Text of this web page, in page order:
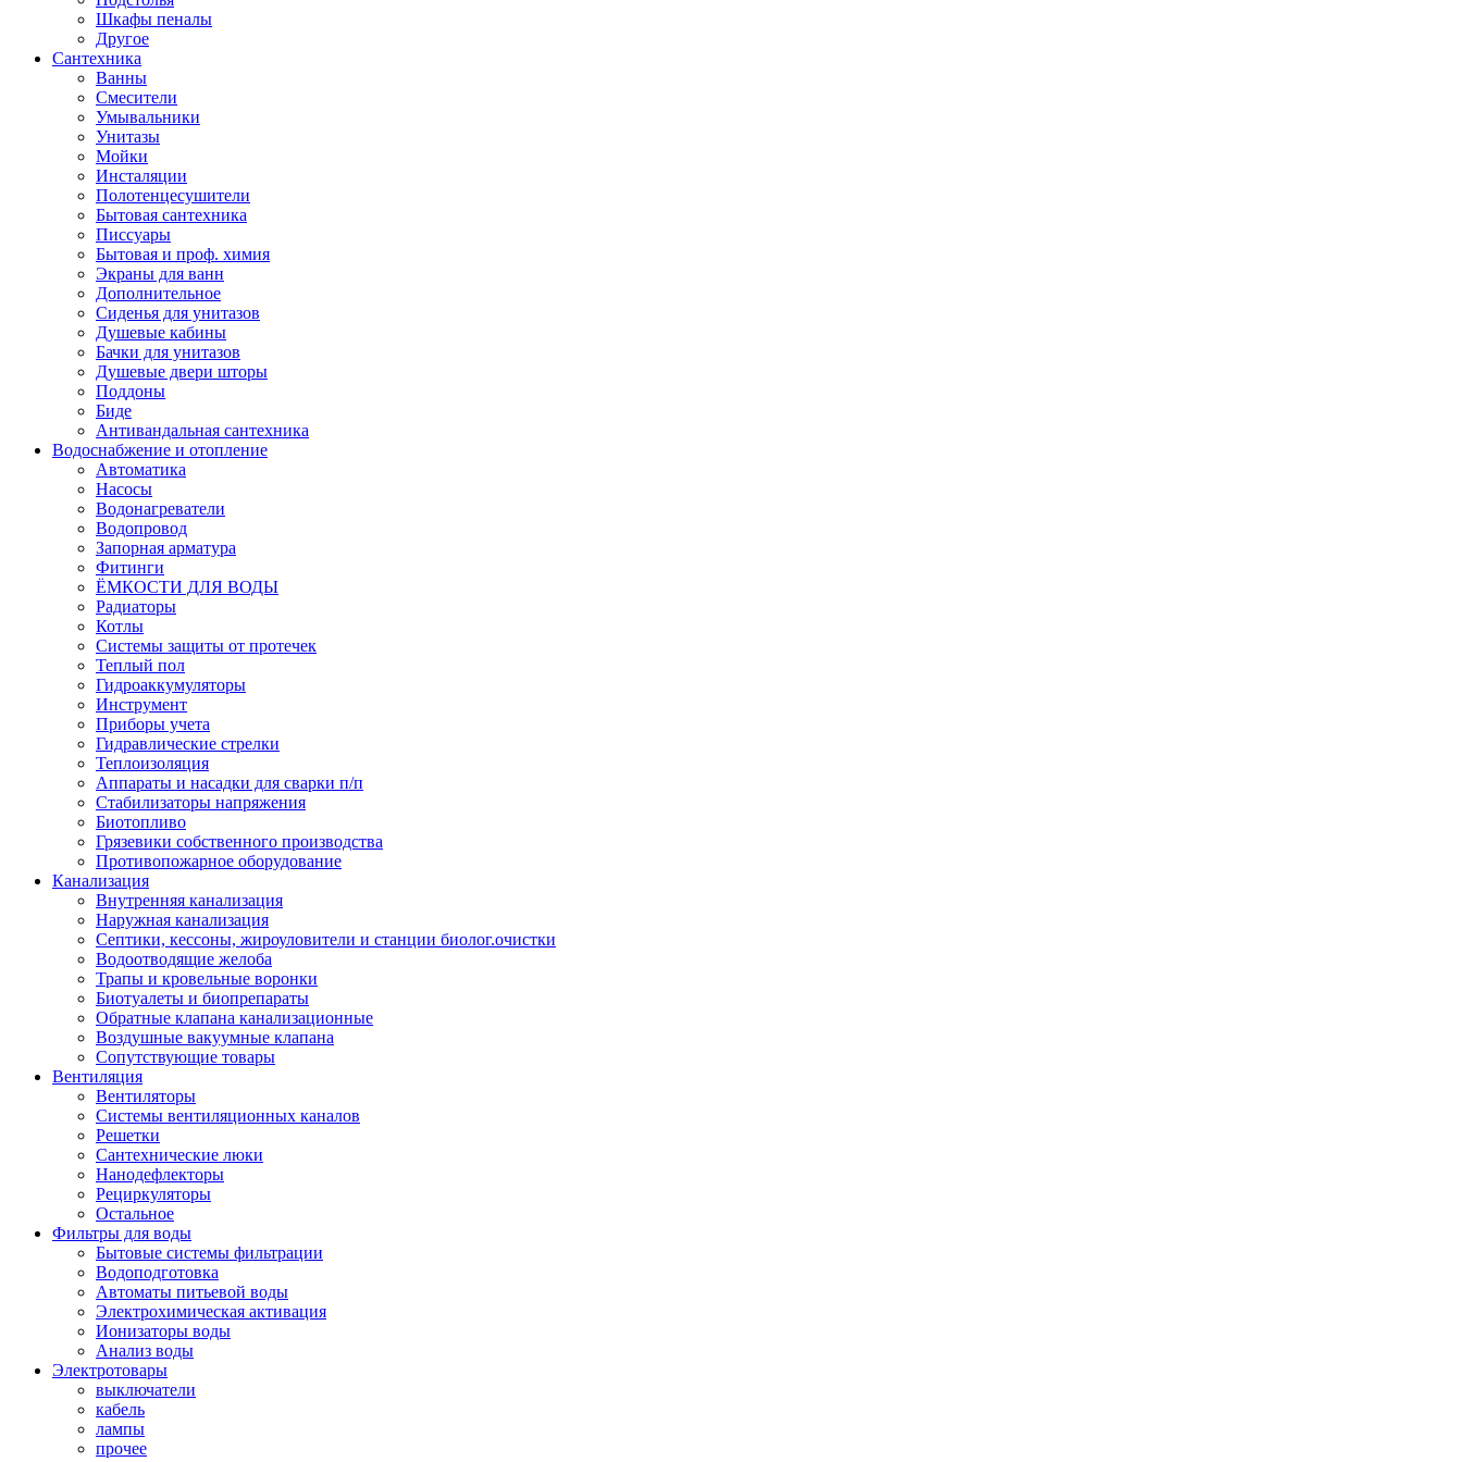
Шкафы пеналы
Другое
Сантехника
Ванны
Смесители
Умывальники
Унитазы
Мойки
Инсталяции
Полотенцесушители
Бытовая сантехника
Писсуары
Бытовая и проф. химия
Экраны для ванн
Дополнительное
Сиденья для унитазов
Душевые кабины
Бачки для унитазов
Душевые двери шторы
Поддоны
Биде
Антивандальная сантехника
Водоснабжение и отопление
Автоматика
Насосы
Водонагреватели
Водопровод
Запорная арматура
Фитинги
ЁМКОСТИ ДЛЯ ВОДЫ
Радиаторы
Котлы
Системы защиты от протечек
Теплый пол
Гидроаккумуляторы
Инструмент
Приборы учета
Гидравлические стрелки
Теплоизоляция
Аппараты и насадки для сварки п/п
Стабилизаторы напряжения
Биотопливо
Грязевики собственного производства
Противопожарное оборудование
Канализация
Внутренняя канализация
Наружная канализация
Септики, кессоны, жироуловители и станции биолог.очистки
Водоотводящие желоба
Трапы и кровельные воронки
Биотуалеты и биопрепараты
Обратные клапана канализационные
Воздушные вакуумные клапана
Сопутствующие товары
Вентиляция
Вентиляторы
Системы вентиляционных каналов
Решетки
Сантехнические люки
Нанодефлекторы
Рециркуляторы
Остальное
Фильтры для воды
Бытовые системы фильтрации
Водоподготовка
Автоматы питьевой воды
Электрохимическая активация
Ионизаторы воды
Анализ воды
Электротовары
выключатели
кабель
лампы
прочее